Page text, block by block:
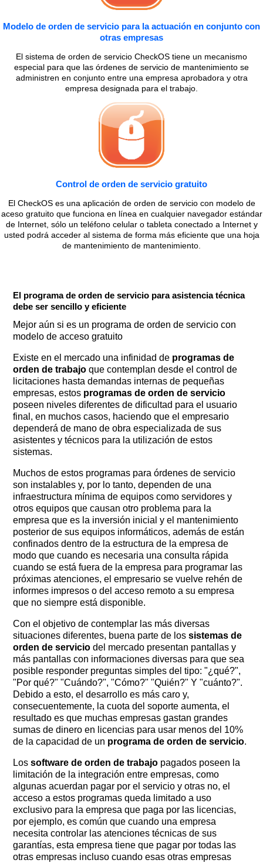
Modelo de orden de servicio para la actuación en conjunto con
otras empresas
El sistema de orden de servicio CheckOS tiene un mecanismo
especial para que las órdenes de servicio de mantenimiento se
administren en conjunto entre una empresa aprobadora y otra
empresa designada para el trabajo.
Control de orden de servicio gratuito
El CheckOS es una aplicación de orden de servicio con modelo de
aceso gratuito que funciona en línea en cualquier navegador estándar
de Internet, sólo un teléfono celular o tableta conectado a Internet y
usted podrá acceder al sistema de forma más eficiente que una hoja
de mantenimiento de mantenimiento.
El programa de orden de servicio para asistencia técnica
debe ser sencillo y eficiente
Mejor aún si es un programa de orden de servicio con
modelo de acceso gratuito
Existe en el mercado una infinidad de programas de
orden de trabajo que contemplan desde el control de
licitaciones hasta demandas internas de pequeñas
empresas, estos programas de orden de servicio
poseen niveles diferentes de dificultad para el usuario
final, en muchos casos, haciendo que el empresario
dependerá de mano de obra especializada de sus
asistentes y técnicos para la utilización de estos
sistemas.
Muchos de estos programas para órdenes de servicio
son instalables y, por lo tanto, dependen de una
infraestructura mínima de equipos como servidores y
otros equipos que causan otro problema para la
empresa que es la inversión inicial y el mantenimiento
posterior de sus equipos informáticos, además de están
confinados dentro de la estructura de la empresa de
modo que cuando es necesaria una consulta rápida
cuando se está fuera de la empresa para programar las
próximas atenciones, el empresario se vuelve rehén de
informes impresos o del acceso remoto a su empresa
que no siempre está disponible.
Con el objetivo de contemplar las más diversas
situaciones diferentes, buena parte de lossistemas de
orden de servicio del mercado presentan pantallas y
más pantallas con informaciones diversas para que sea
posible responder preguntas simples del tipo: "¿qué?", ​​
"Por qué?" "Cuándo?", "Cómo?" "Quién?" Y "cuánto?".
Debido a esto, el desarrollo es más caro y,
consecuentemente, la cuota del soporte aumenta, el
resultado es que muchas empresas gastan grandes
sumas de dinero en licencias para usar menos del 10%
de la capacidad de un programa de orden de servicio.
Lossoftware de orden de trabajo pagados poseen la
limitación de la integración entre empresas, como
algunas acuerdan pagar por el servicio y otras no, el
acceso a estos programas queda limitado a uso
exclusivo para la empresa que paga por las licencias,
por ejemplo, es común que cuando una empresa
necesita controlar las atenciones técnicas de sus
garantías, esta empresa tiene que pagar por todas las
otras empresas incluso cuando esas otras empresas